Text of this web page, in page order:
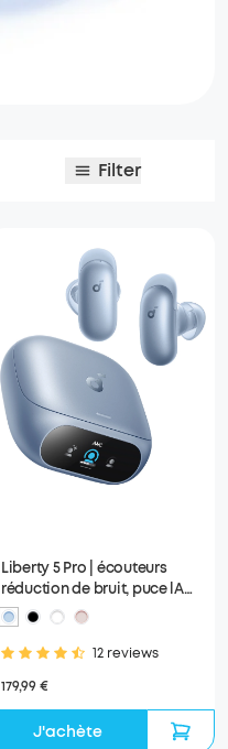
Filter
Liberty 5 Pro | écouteurs
réduction de bruit, puce lA
Thus™, ANC adaptative 360°
12 reviews
179,99 €
J'achète